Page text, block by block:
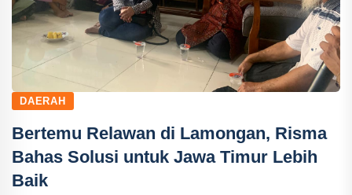
DAERAH
Bertemu Relawan di Lamongan, Risma
Bahas Solusi untuk Jawa Timur Lebih
Baik